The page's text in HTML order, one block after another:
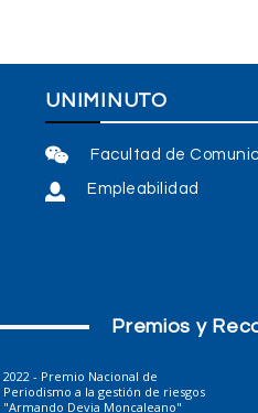
UNIMINUTO
Facultad de
Empleabilidad
Premios y
2022 - Premio Nacional de
Periodismo a la gestión de riesgos
"Armando Devia Moncaleano"